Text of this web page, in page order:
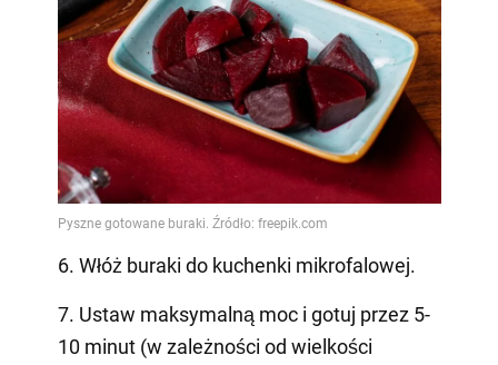
6. Włóż buraki do kuchenki mikrofalowej.
7. Ustaw maksymalną moc i gotuj przez 5-
10 minut (w zależności od wielkości